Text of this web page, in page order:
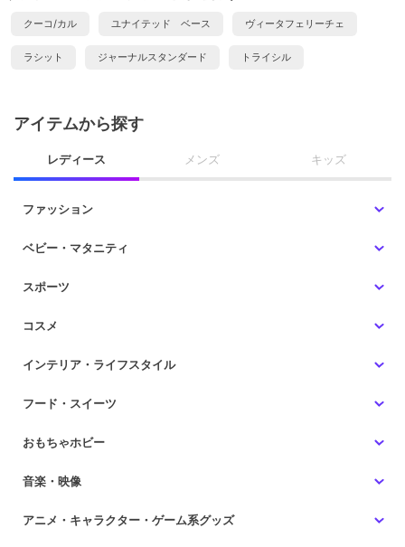
クーコ/カル ユナイテッド ベース ヴィータフェリーチェ
ラシット ジャーナルスタンダード トライシル
アイテムから探す
レディース メンズ キッズ
ファッション
ベビー・マタニティ
スポーツ
コスメ
インテリア・ライフスタイル
フード・スイーツ
おもちゃホビー
音楽・映像
アニメ・キャラクター・ゲーム系グッズ